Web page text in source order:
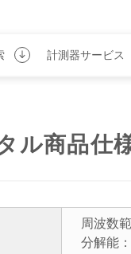
計測器サービス
ル商品仕
周波数
分解能